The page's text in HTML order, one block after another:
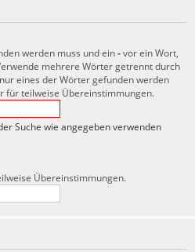
werden muss und ein-vor ein Wort,
mehrere Wörter getrennt durch
eines der Wörter gefunden werden
für teilweise Übereinstimmungen.
Suche wie angegeben verwenden
Übereinstimmungen.